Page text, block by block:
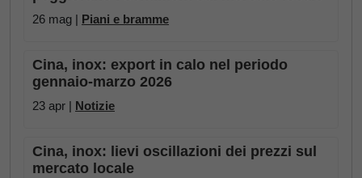
26 mag | Piani e bramme
Cina, inox: export in calo nel periodo
gennaio-marzo 2026
23 apr | Notizie
Cina, inox: lievi oscillazioni dei prezzi sul
mercato locale